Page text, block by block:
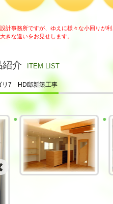
計事務所ですが、ゆえに様々な小回りが
きな違いをお見せします。
紹介 ITEM LIST
リ7 HD邸新築工事